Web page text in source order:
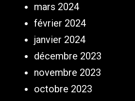
mars 2024
février 2024
janvier 2024
décembre 2023
novembre 2023
octobre 2023